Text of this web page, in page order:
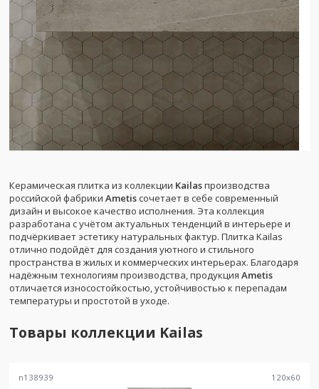
Керамическая плитка из коллекции Kailasпроизводства
российской фабрики Ametisсочетает в себе современный
дизайн и высокое качество исполнения. Эта коллекция
разработана с учётом актуальных тенденций в интерьере и
подчёркивает эстетику натуральных фактур. Плитка Kailas
отлично подойдёт для создания уютного и стильного
пространства в жилых и коммерческих интерьерах. Благодаря
надёжным технологиям производства, продукция Ametis
отличается износостойкостью, устойчивостью к перепадам
температуры и простотой в уходе.
Товары коллекции Kailas
n138939 120x60